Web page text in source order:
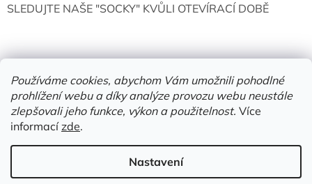
Používáme cookies, abychom Vám umožnili pohodlné
prohlížení webu a díky analýze provozu webu neustále
zlepšovali jeho funkce, výkon a použitelnost. Více
informacízde.
Nastavení
SLEDUJTE NAŠE "SOCKY" KVŮLI OTEVÍRACÍ DOBĚ
Vytvořil Shoptet